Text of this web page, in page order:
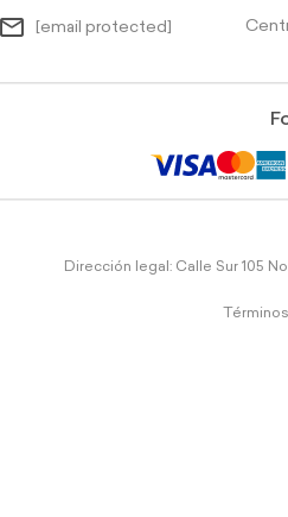
[email protected]
Dirección legal: Calle Sur 105